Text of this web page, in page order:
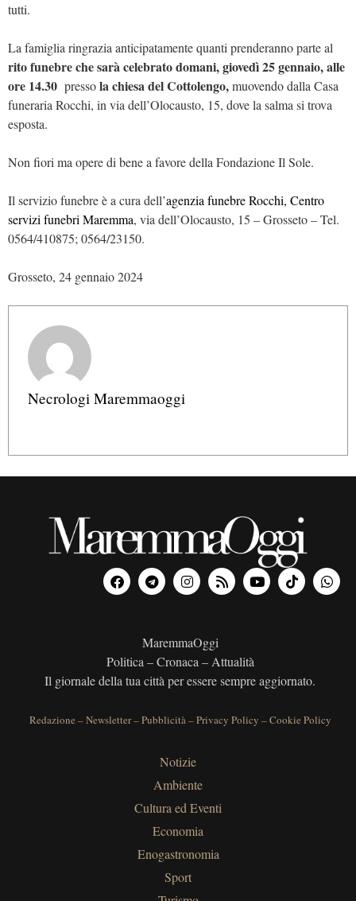
tutti.
La famiglia ringrazia anticipatamente quanti prenderanno parte al
rito funebre che sarà celebrato domani, giovedì 25 gennaio, alle
ore 14.30 pressola chiesa del Cottolengo,muovendo dalla Casa
funeraria Rocchi, in via dell’Olocausto, 15, dove la salma si trova
esposta.
Non fiori ma opere di bene a favore della Fondazione Il Sole.
Il servizio funebre è a cura dell’agenzia funebre Rocchi, Centro
servizi funebri Maremma, via dell’Olocausto, 15 – Grosseto – Tel.
0564/410875; 0564/23150.
Grosseto, 24 gennaio 2024
Necrologi Maremmaoggi
MaremmaOggi
Politica – Cronaca – Attualità
Il giornale della tua città per essere sempre aggiornato.
Redazione –Newsletter–Pubblicità–Privacy Policy –Cookie Policy
Notizie
Ambiente
Cultura ed Eventi
Economia
Enogastronomia
Sport